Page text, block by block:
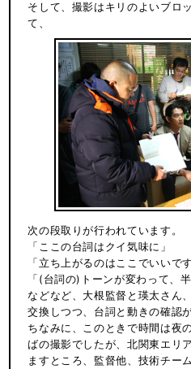
そして、撮影はキリのよいブロ
て、
次の段取りが行われています。
「ここの台詞はクイ気味に」
「立ち上がるのはここでいいで
「(台詞の)トーンが変わって、
などなど、大根監督と瑛太さん
交換しつつ、台詞と動きの確認
ちなみに、このときで時間は夜
ばの撮影でしたが、北関東エリ
ますところ、監督他、技術チー